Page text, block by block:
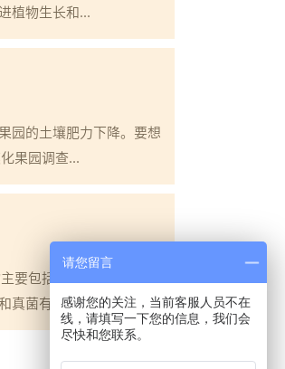
植物生长和...
园的土壤肥力下降。要想
果园调查...
要包括细菌、放线菌、真
真菌有菌...
请您留言
感谢您的关注，当前客服人员不在
线，请填写一下您的信息，我们会
尽快和您联系。